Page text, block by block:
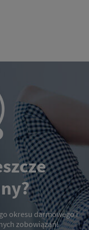
okresu darmowego i
zobowiązań!
Zapisz ustawienia